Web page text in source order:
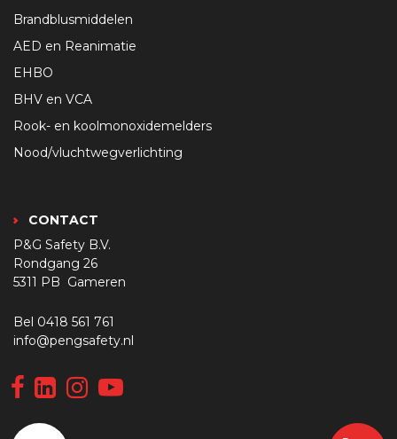
Brandblusmiddelen
AED en Reanimatie
EHBO
BHV en VCA
Rook- en koolmonoxidemelders
Nood/vluchtwegverlichting
CONTACT
P&G Safety B.V.
Rondgang 26
5311 PB Gameren
Bel 0418 561 761
info@pengsafety.nl